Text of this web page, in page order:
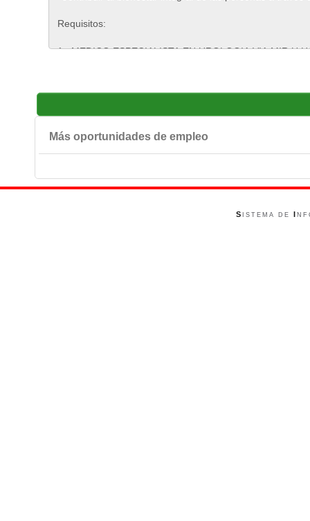
Más oportunidades de empleo
S ISTEMA DE I